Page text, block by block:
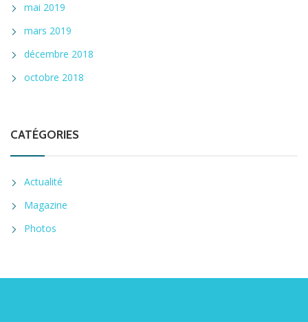
mai 2019
mars 2019
décembre 2018
octobre 2018
CATÉGORIES
Actualité
Magazine
Photos